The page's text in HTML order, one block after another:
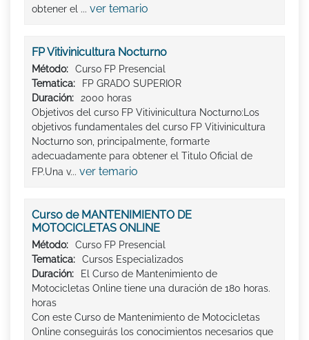
obtener el ... ver temario
FP Vitivinicultura Nocturno
Método:
Curso FP Presencial
Tematica:
FP GRADO SUPERIOR
Duración:
2000 horas
Objetivos del curso FP Vitivinicultura Nocturno:Los
objetivos fundamentales del curso FP Vitivinicultura
Nocturno son, principalmente, formarte
adecuadamente para obtener el Titulo Oficial de
FP.Una v... ver temario
Curso de MANTENIMIENTO DE
MOTOCICLETAS ONLINE
Método:
Curso FP Presencial
Tematica:
Cursos Especializados
Duración:
El Curso de Mantenimiento de
Motocicletas Online tiene una duración de 180 horas.
horas
Con este Curso de Mantenimiento de Motocicletas
Online conseguirás los conocimientos necesarios que